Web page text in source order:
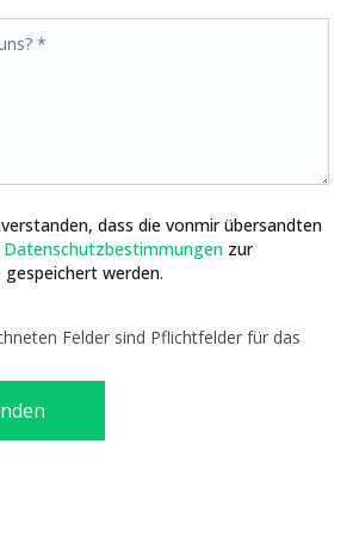
dass die vonmir übersandten
Datenschutzbestimmungen zur
werden.
Felder sind Pflichtfelder für das